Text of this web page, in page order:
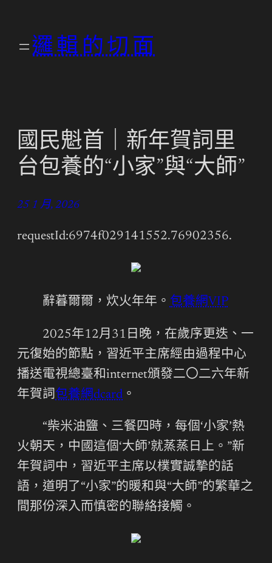
邏輯的切面
國民魁首｜新年賀詞里
台包養的“小家”與“大師”
25 1 月, 2026
requestId:6974f029141552.76902356.
辭暮爾爾，炊火年年。 包養網VIP
2025年12月31日晚，在歲序更迭、一
元復始的節點，習近平主席經由過程中心
播送電視總臺和internet頒發二〇二六年新
年賀詞包養網dcard 。
“柴米油鹽、三餐四時，每個‘小家’熱
火朝天，中國這個‘大師’就蒸蒸日上。”新
年賀詞中，習近平主席以樸實誠摯的話
語，道明了“小家”的暖和與“大師”的繁華之
間那份深入而慎密的聯絡接觸。